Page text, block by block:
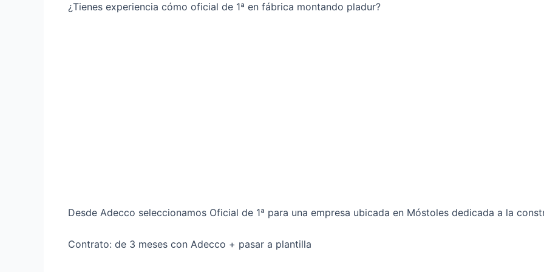
¿Tienes experiencia cómo oficial de 1ª en fábrica montando pladur?
Desde Adecco seleccionamos Oficial de 1ª para una empresa ubicada en Móstoles dedicada a la
Contrato: de 3 meses con Adecco + pasar a plantilla